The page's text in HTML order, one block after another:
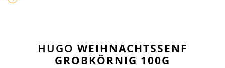
HUGO WEIHNACHTSSENF
GROBKÖRNIG 100G